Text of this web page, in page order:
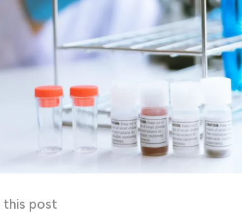
this post